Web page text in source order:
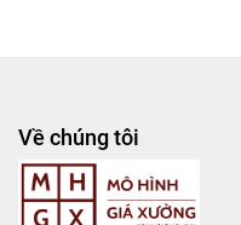
Về chúng tôi